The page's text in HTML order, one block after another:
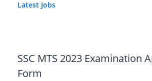
Latest Jobs
SSC MTS 2023 Examination
Form